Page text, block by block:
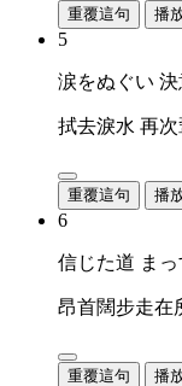
重覆這句 播
5
涙をぬぐい
拭去淚水 再
重覆這句 播
6
信じた道 ま
昂首闊步走在
重覆這句 播